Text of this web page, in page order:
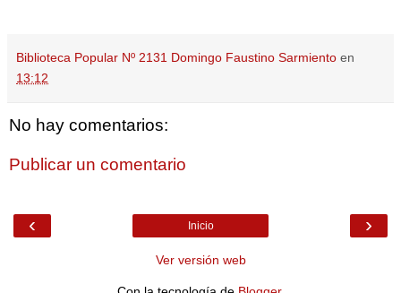
Biblioteca Popular Nº 2131 Domingo Faustino Sarmiento en
13:12
No hay comentarios:
Publicar un comentario
‹ ›
Inicio
Ver versión web